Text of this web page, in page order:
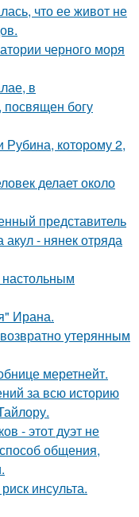
что ее живот не
черного моря
в
богу
Рубина, которому 2,
делает около
представитель
акул - нянек отряда
Ирана.
утерянным
меретнейт.
за всю историю
- этот дуэт не
общения,
инсульта.